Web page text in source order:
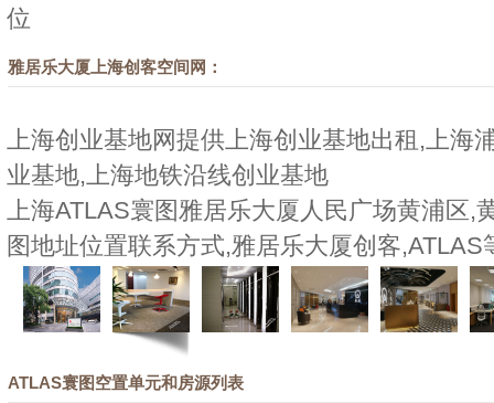
位
雅居乐大厦上海创客空间网：
上海创业基地网提供上海创业基地出租,上海
业基地,上海地铁沿线创业基地
上海ATLAS寰图雅居乐大厦人民广场黄浦区,
图地址位置联系方式,雅居乐大厦创客,ATLAS
ATLAS寰图空置单元和房源列表